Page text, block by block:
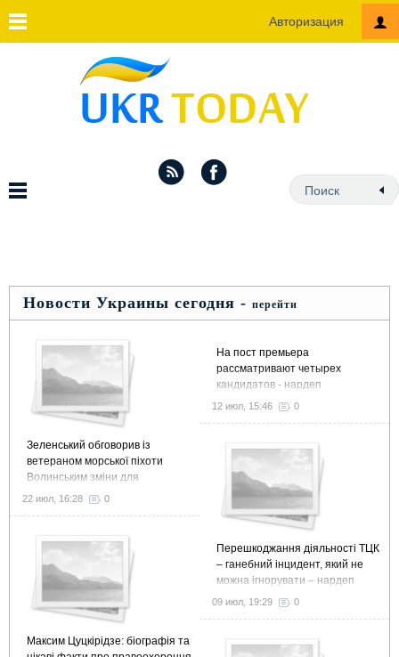
Авторизация
Новости Украины сегодня - перейти
Зеленський обговорив із
ветераном морської піхоти
Волинським зміни для
ефективної ветеранської
22 июл, 16:28 0
Максим Цуцкірідзе: біографія та
На пост премьера
рассматривают четырех
кандидатов - нардеп
12 июл, 15:46 0
Перешкоджання діяльності ТЦК
– ганебний інцидент, який не
можна ігнорувати – нардеп
09 июл, 19:29 0